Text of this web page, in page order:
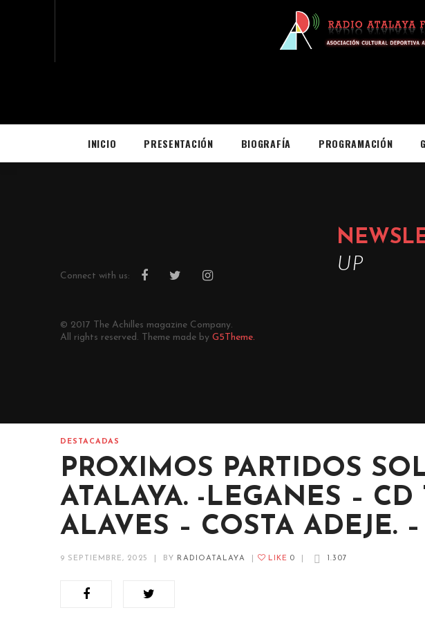
INICIO PRESENTACIÓN BIOGRAFÍA PROGRAMACIÓN
Connect with us:
© 2017 The Achilles magazine Company.
All rights reserved. Theme made by G5Theme.
UP
DESTACADAS
PROXIMOS PARTIDOS
ATALAYA. -LEGANES – CD
ALAVES – COSTA ADEJE. –
9 SEPTIEMBRE, 2025 BY RADIOATALAYA LIKE 0 1.307